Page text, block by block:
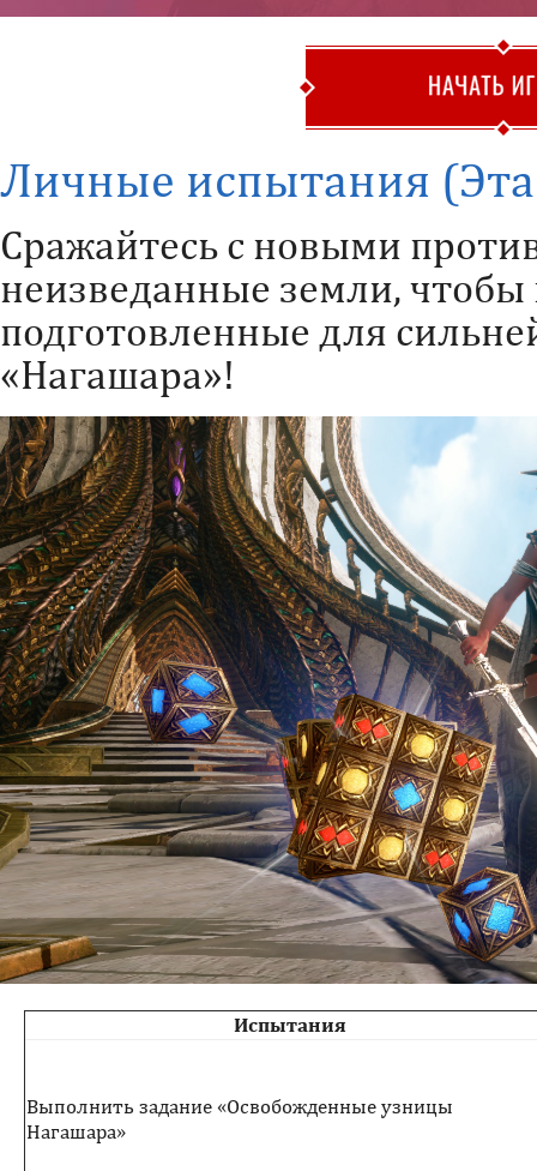
Личные испытания
Сражайтесь с новыми
неизведанные земли, чтобы
подготовленные для
«Нагашара»!
Испытания
Выполнить задание «Освобожденные узницы
Нагашара»